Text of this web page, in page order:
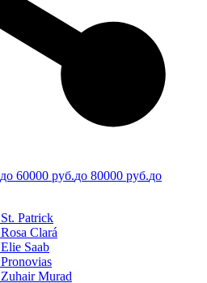
до 60000 руб.до 80000 руб.до